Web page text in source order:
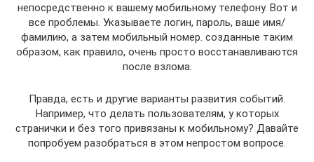
непосредственно к вашему мобильному телефону. Вот и
все проблемы. Указываете логин, пароль, ваше имя/
фамилию, а затем мобильный номер. созданные таким
образом, как правило, очень просто восстанавливаются
после взлома.
Правда, есть и другие варианты развития событий.
Например, что делать пользователям, у которых
странички и без того привязаны к мобильному? Давайте
попробуем разобраться в этом непростом вопросе.